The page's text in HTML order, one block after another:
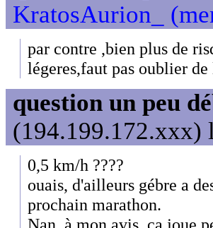
KratosAurion_
par contre ,bien plus de
légeres,faut pas oublier
question un peu
(194.199.172.xxx)
0,5 km/h ????
ouais, d'ailleurs gébre a
prochain marathon.
Nan, à mon avis, ça joue